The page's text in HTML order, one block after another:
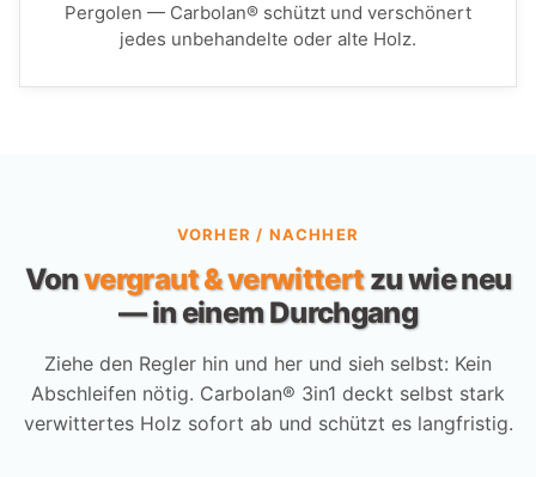
Pergolen — Carbolan® schützt und verschönert
jedes unbehandelte oder alte Holz.
VORHER / NACHHER
Vonvergraut & verwittertzu wie neu
— in einem Durchgang
Ziehe den Regler hin und her und sieh selbst: Kein
Abschleifen nötig. Carbolan® 3in1 deckt selbst stark
verwittertes Holz sofort ab und schützt es langfristig.